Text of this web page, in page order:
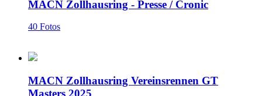
MACN Zollhausring - Presse / Cronic
40 Fotos
MACN Zollhausring Vereinsrennen GT
Masters 2025